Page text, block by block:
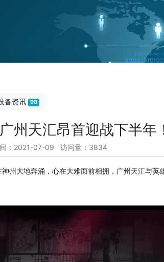
备资讯 98
州天汇昂首迎战下半年
：2021-07-09 访问量：3834
州大地奔涌，心在大难面前相拥， 广州天汇与英